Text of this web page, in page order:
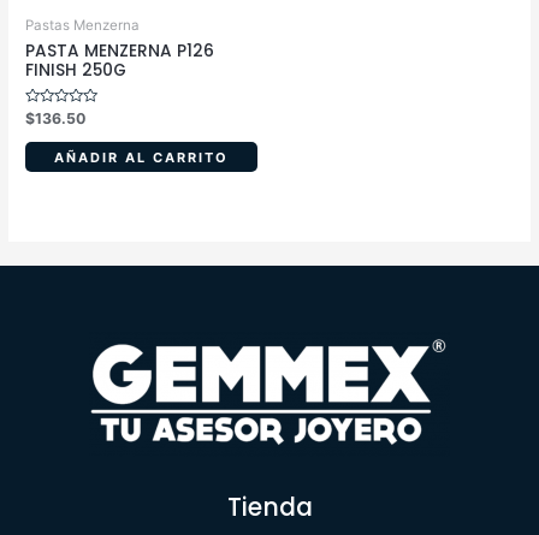
Pastas Menzerna
PASTA MENZERNA P126
FINISH 250G
Valorado
en
0
5
$136.50
AÑADIR AL CARRITO
Tienda